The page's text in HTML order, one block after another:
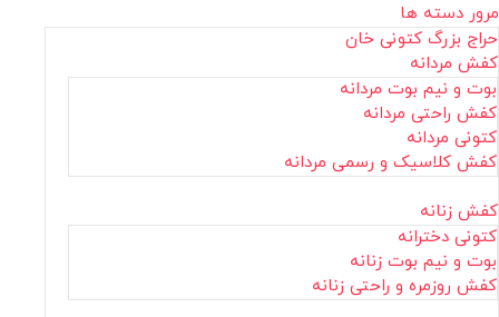
مرور دسته ها
حراج بزرگ کتونی خان
کفش مردانه
بوت و نیم بوت مردانه
کفش راحتی مردانه
کتونی مردانه
کفش کلاسیک و رسمی مردانه
کفش زنانه
کتونی دخترانه
بوت و نیم بوت زنانه
کفش روزمره و راحتی زنانه